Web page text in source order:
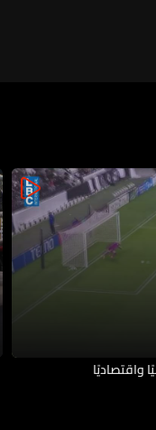
واقتصاديًا